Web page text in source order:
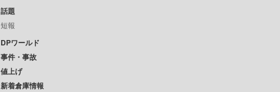
話題
短報
DPワールド
事件・事故
値上げ
新着倉庫情報